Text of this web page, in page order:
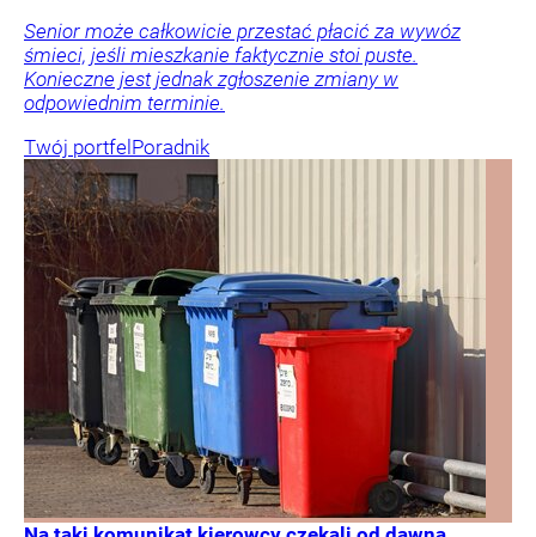
Senior może całkowicie przestać płacić za wywóz
śmieci, jeśli mieszkanie faktycznie stoi puste.
Konieczne jest jednak zgłoszenie zmiany w
odpowiednim terminie.
Twój portfelPoradnik